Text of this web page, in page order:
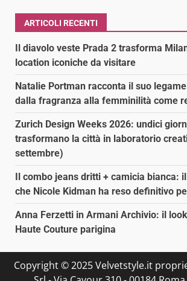
ARTICOLI RECENTI
Il diavolo veste Prada 2 trasforma
location iconiche da visitare
Natalie Portman racconta il suo
dalla fragranza alla femminilità come
Zurich Design Weeks 2026: undici
trasformano la città in laboratorio
settembre)
Il combo jeans dritti + camicia bianca:
che Nicole Kidman ha reso definitivo
Anna Ferzetti in Armani Archivio: il
Haute Couture parigina
Copyright © 2025 Velvetstyle.it